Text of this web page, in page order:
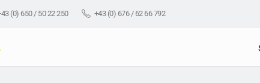
(0) 650 / 50 22 250 +43 (0) 676 / 62 66 792